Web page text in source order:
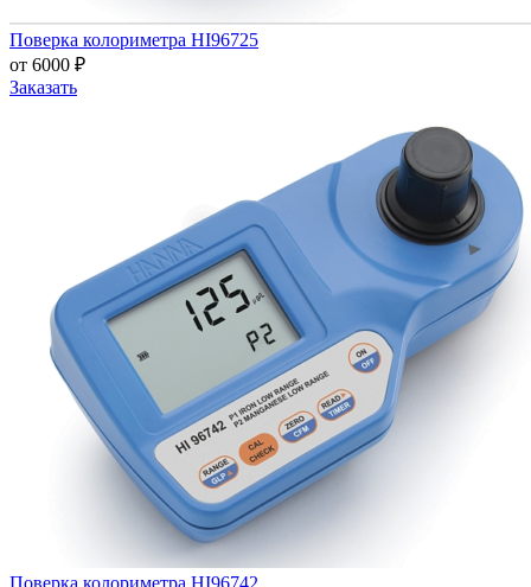
Поверка колориметра HI96725
от 6000 ₽
Заказать
Поверка колориметра HI96742